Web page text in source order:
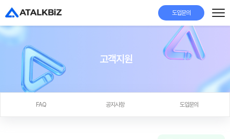
도입문의
고객지원
FAQ 공지사항 도입문의